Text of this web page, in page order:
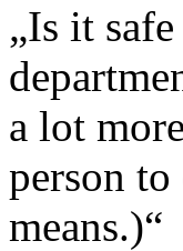
„Is it
a lot
person
means.)“